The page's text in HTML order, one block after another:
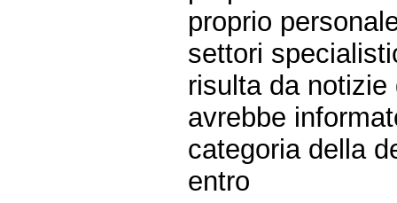
proprio
settori
risulta da
avrebbe
categoria della
entro